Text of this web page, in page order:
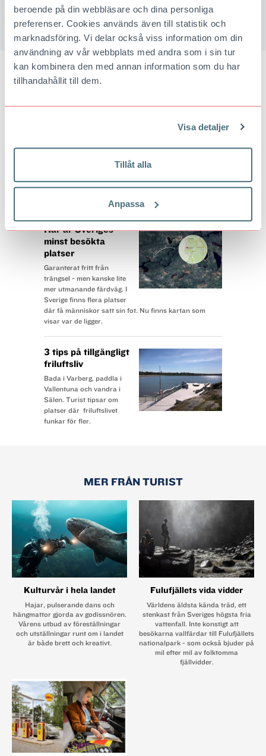
beroende på din webbläsare och dina personliga
preferenser. Cookies används även till statistik och
marknadsföring. Vi delar också viss information om din
användning av vår webbplats med andra som i sin tur
kan kombinera den med annan information som du har
tillhandahållit till dem.
Visa detaljer
Tillåt alla
Anpassa
BLI MEDLEM I STF
BÄST JUST NU
sågverk. Norrbyskär
utanför Umeå har utsetts till Årets industriminne.
Här är Sveriges
minst besökta
platser
Garanterat fritt från
trängsel - men kanske lite
mer utmanande färdväg. I
Sverige finns flera platser
där få människor satt sin fot. Nu finns kartan som
visar var de ligger.
3 tips på tillgängligt
friluftsliv
Bada i Varberg, paddla i
Vallentuna och vandra i
Sälen. Turist tipsar om
platser där friluftslivet
funkar för fler.
MER FRÅN TURIST
Kulturvår i hela landet
Hajar, pulserande dans och
hängmattor gjorda av godissnören.
Vårens utbud av föreställningar
och utställningar runt om i landet
är både brett och kreativt.
Fulufjällets vida vidder
Världens äldsta kända träd, ett
stenkast från Sveriges högsta fria
vattenfall. Inte konstigt att
besökarna vallfärdar till ­Fulufjällets
nationalpark - som också bjuder på
mil efter mil av folktomma
fjällvidder.